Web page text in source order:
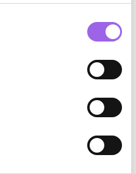
NOK, du sparer
Dr.Jart+
Color Correcting Treatment
165 i stedet for 220